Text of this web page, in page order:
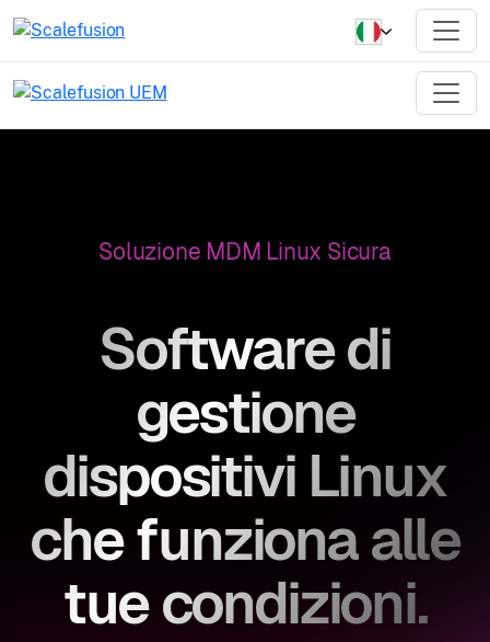
Soluzione MDM Linux Sicura
Software di
gestione
dispositivi Linux
che funziona alle
tue condizioni.